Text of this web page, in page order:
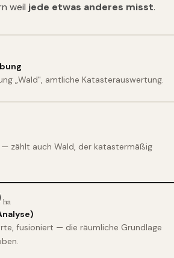
weil jede etwas anderes misst.
„Wald", amtliche Katasterauswertung.
zählt auch Wald, der katastermäßig
ha
fusioniert — die räumliche Grundlage